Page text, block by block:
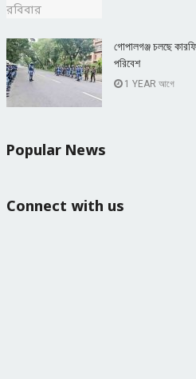
গোপালগঞ্জ চলছে
পরিবেশ
1 YEAR আগে
Popular News
Connect with us